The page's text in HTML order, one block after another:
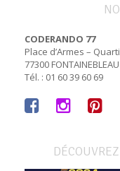
CODERANDO 77
Place d’Armes –
77300 FONTAINEBLEAU
Tél. : 01 60 39 60 69